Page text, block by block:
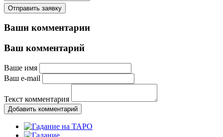
Отправить заявку
Ваши комментарии
Ваш комментарий
Ваше имя
Ваш e-mail
Текст комментария
Добавить комментарий